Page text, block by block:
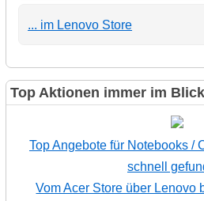
... im Lenovo Store
Top Aktionen immer im Blick
Top Angebote für Notebooks /
schnell
Vom Acer Store über Lenovo